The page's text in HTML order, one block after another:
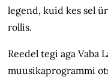
legend, kuid kes sel
rollis.
Reedel tegi aga Vaba
muusikaprogrammi